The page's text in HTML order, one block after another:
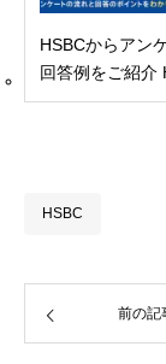
HSBCからアン
回答例をご紹介
突然このような
HSBC
前の記